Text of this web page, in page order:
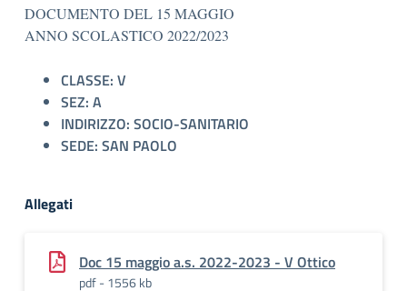
DOCUMENTO DEL 15 MAGGIO
ANNO SCOLASTICO 2022/2023
CLASSE: V
SEZ: A
INDIRIZZO: SOCIO-SANITARIO
SEDE: SAN PAOLO
Allegati
Doc 15 maggio a.s. 2022-2023 - V Ottico
pdf - 1556 kb